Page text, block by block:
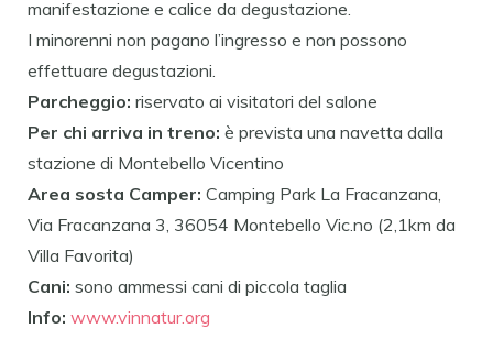
manifestazione e calice da degustazione.
I minorenni non pagano l’ingresso e non possono
effettuare degustazioni.
Parcheggio: riservato ai visitatori del salone
Per chi arriva in treno: è prevista una navetta dalla
stazione di Montebello Vicentino
Area sosta Camper: Camping Park La Fracanzana,
Via Fracanzana 3, 36054 Montebello Vic.no (2,1km da
Villa Favorita)
Cani: sono ammessi cani di piccola taglia
Info: www.vinnatur.org